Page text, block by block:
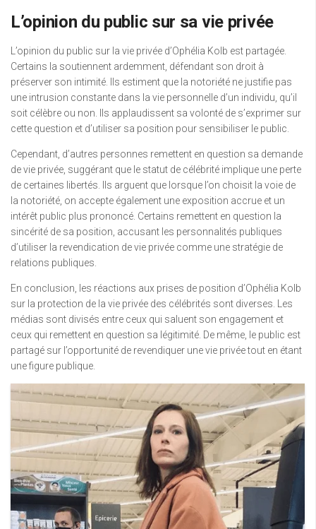
L’opinion du public sur sa vie privée
L’opinion du public sur la vie privée d’Ophélia Kolb est partagée.
Certains la soutiennent ardemment, défendant son droit à
préserver son intimité. Ils estiment que la notoriété ne justifie pas
une intrusion constante dans la vie personnelle d’un individu, qu’il
soit célèbre ou non. Ils applaudissent sa volonté de s’exprimer sur
cette question et d’utiliser sa position pour sensibiliser le public.
Cependant, d’autres personnes remettent en question sa demande
de vie privée, suggérant que le statut de célébrité implique une perte
de certaines libertés. Ils arguent que lorsque l’on choisit la voie de
la notoriété, on accepte également une exposition accrue et un
intérêt public plus prononcé. Certains remettent en question la
sincérité de sa position, accusant les personnalités publiques
d’utiliser la revendication de vie privée comme une stratégie de
relations publiques.
En conclusion, les réactions aux prises de position d’Ophélia Kolb
sur la protection de la vie privée des célébrités sont diverses. Les
médias sont divisés entre ceux qui saluent son engagement et
ceux qui remettent en question sa légitimité. De même, le public est
partagé sur l’opportunité de revendiquer une vie privée tout en étant
une figure publique.